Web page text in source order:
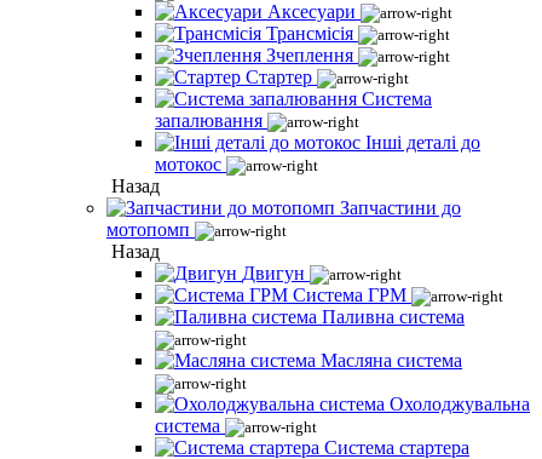
Аксесуари
Трансмісія
Зчеплення
Стартер
Система
запалювання
Інші деталі до
мотокос
Назад
Запчастини до
мотопомп
Назад
Двигун
Система ГРМ
Паливна система
Масляна система
Охолоджувальна
система
Система стартера